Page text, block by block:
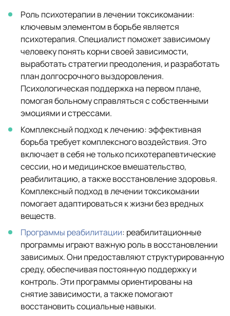
Роль психотерапии в лечении токсикомании:
ключевым элементом в борьбе является
психотерапия. Специалист поможет зависимому
человеку понять корни своей зависимости,
выработать стратегии преодоления, и разработать
план долгосрочного выздоровления.
Психологическая поддержка на первом плане,
помогая больному справляться с собственными
эмоциями и стрессами.
Комплексный подход к лечению: эффективная
борьба требует комплексного воздействия. Это
включает в себя не только психотерапевтические
сессии, но и медицинское вмешательство,
реабилитацию, а также восстановление здоровья.
Комплексный подход в лечении токсикомании
помогает адаптироваться к жизни без вредных
веществ.
Программы реабилитации: реабилитационные
программы играют важную роль в восстановлении
зависимых. Они предоставляют структурированную
среду, обеспечивая постоянную поддержку и
контроль. Эти программы ориентированы на
снятие зависимости, а также помогают
восстановить социальные навыки.